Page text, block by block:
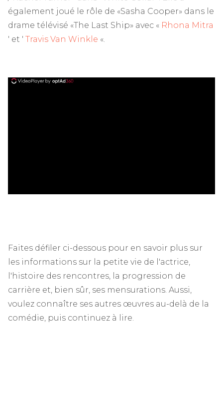
également joué le rôle de «Sasha Cooper» dans le
drame télévisé «The Last Ship» avec « Rhona Mitra
' et ' Travis Van Winkle «.
Faites défiler ci-dessous pour en savoir plus sur
les informations sur la petite vie de l'actrice,
l'histoire des rencontres, la progression de
carrière et, bien sûr, ses mensurations. Aussi,
voulez connaître ses autres œuvres au-delà de la
comédie, puis continuez à lire.